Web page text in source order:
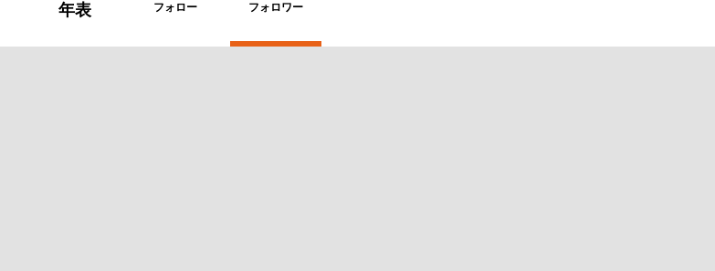
年表
フォロー フォロワー